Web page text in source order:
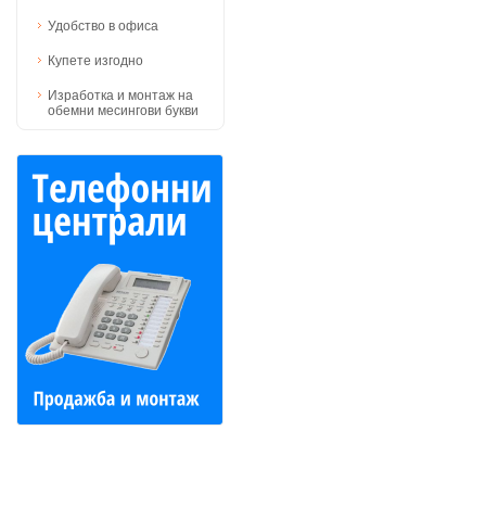
Удобство в офиса
Купете изгодно
Изработка и монтаж на
обемни месингови букви